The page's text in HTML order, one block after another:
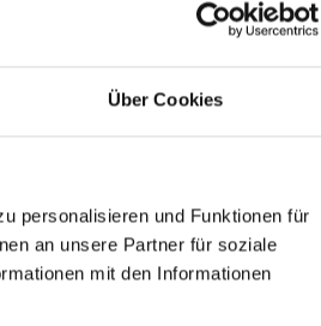
Über Cookies
personalisieren und Funktionen für
an unsere Partner für soziale
mit den Informationen